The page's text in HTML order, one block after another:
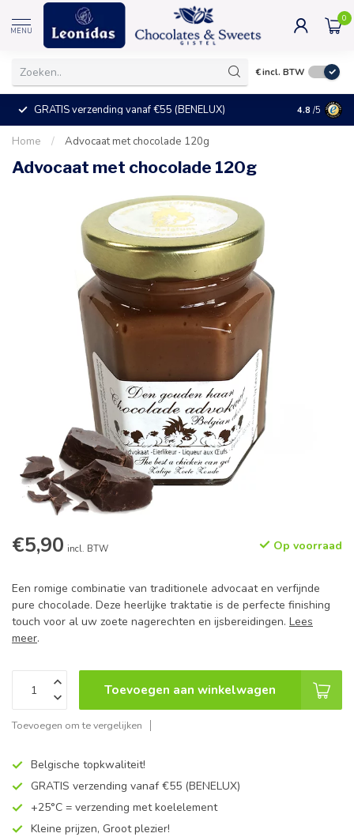
MENU
0
€incl. BTW
GRATIS verzending vanaf €55 (BENELUX) +25°C =
4.8 /5
Home / Advocaat met chocolade 120g
Advocaat met chocolade 120g
€5,90 incl. BTW Op voorraad
Een romige combinatie van traditionele advocaat en verfijnde
pure chocolade. Deze heerlijke traktatie is de perfecte finishing
touch voor al uw zoete nagerechten en ijsbereidingen. Lees
meer.
Toevoegen aan winkelwagen
Toevoegen om te vergelijken
Belgische topkwaliteit!
GRATIS verzending vanaf €55 (BENELUX)
+25°C = verzending met koelelement
Kleine prijzen, Groot plezier!